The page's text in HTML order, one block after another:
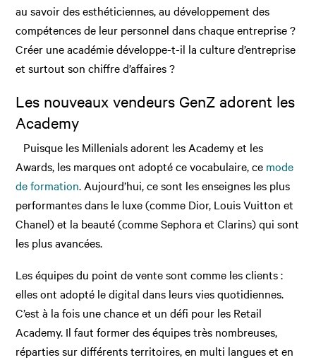
au savoir des esthéticiennes, au développement des
compétences de leur personnel dans chaque entreprise ?
Créer une académie développe-t-il la culture d’entreprise
et surtout son chiffre d’affaires ?
Les nouveaux vendeurs GenZ adorent les
Academy
Puisque les Millenials adorent les Academy et les
Awards, les marques ont adopté ce vocabulaire, ce mode
de formation. Aujourd’hui, ce sont les enseignes les plus
performantes dans le luxe (comme Dior, Louis Vuitton et
Chanel) et la beauté (comme Sephora et Clarins) qui sont
les plus avancées.
Les équipes du point de vente sont comme les clients :
elles ont adopté le digital dans leurs vies quotidiennes.
C’est à la fois une chance et un défi pour les Retail
Academy. Il faut former des équipes très nombreuses,
réparties sur différents territoires, en multi langues et en